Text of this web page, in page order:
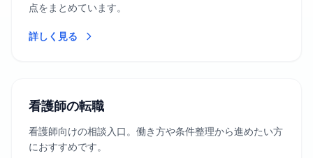
点をまとめています。
詳しく見る
看護師の転職
看護師向けの相談入口。働き方や条件整理から進めたい方
におすすめです。